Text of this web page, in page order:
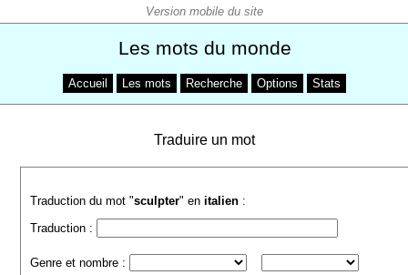
Les mots du monde
Accueil Les mots Recherche Options Stats
Traduire un mot
Traduction du mot "sculpter" enitalien :
Traduction :
Genre et nombre :